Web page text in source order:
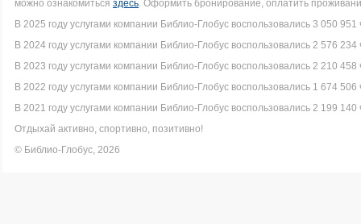
можно ознакомиться здесь. Оформить бронирование, оплатить
В 2025 году услугами компании Библио-Глобус воспользовались 3 050 951
В 2024 году услугами компании Библио-Глобус воспользовались 2 576 234
В 2023 году услугами компании Библио-Глобус воспользовались 2 210 458
В 2022 году услугами компании Библио-Глобус воспользовались 1 674 506
В 2021 году услугами компании Библио-Глобус воспользовались 2 199 140
Отдыхай активно, спортивно, позитивно!
© Библио-Глобус, 2026